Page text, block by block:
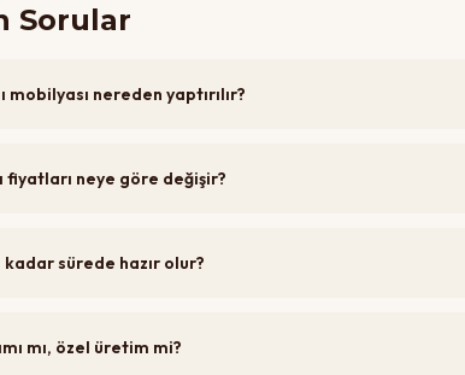
Sorular
nereden yaptırılır?
fiyatları neye göre değişir?
kadar sürede hazır olur?
mı, özel üretim mi?